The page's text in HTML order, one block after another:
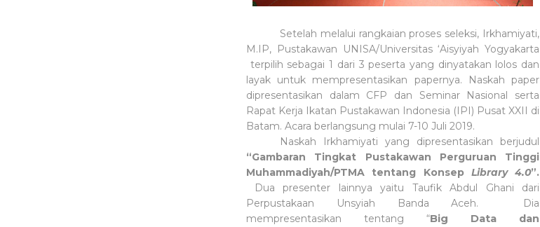
Setelah melalui rangkaian proses seleksi, Irkhamiyati,
M.IP, Pustakawan UNISA/Universitas ‘Aisyiyah Yogyakarta
terpilih sebagai 1 dari 3 peserta yang dinyatakan lolos dan
layak untuk mempresentasikan papernya. Naskah paper
dipresentasikan dalam CFP dan Seminar Nasional serta
Rapat Kerja Ikatan Pustakawan Indonesia (IPI) Pusat XXII di
Batam. Acara berlangsung mulai 7-10 Juli 2019.
Naskah Irkhamiyati yang dipresentasikan berjudul
“Gambaran Tingkat Pustakawan Perguruan Tinggi
Muhammadiyah/PTMA tentang Konsep Library 4.0”.
Dua presenter lainnya yaitu Taufik Abdul Ghani dari
Perpustakaan Unsyiah Banda Aceh.
Dia
mempresentasikan tentang “Big Data dan